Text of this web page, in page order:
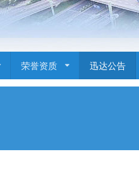
荣誉资质 迅达公告